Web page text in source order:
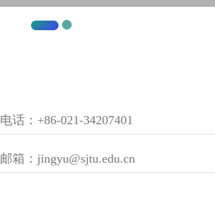
电话：+86-021-34207401
邮箱：jingyu@sjtu.edu.cn